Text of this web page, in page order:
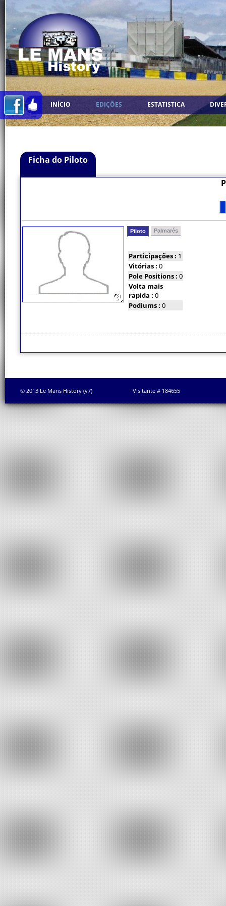
INÍCIO EDIÇÕES ESTATISTICA
Ficha do Piloto
Piloto Palmarés
Participações : 1
Vitórias : 0
Pole Positions : 0
Volta mais
rapida : 0
Podiums : 0
© 2013 Le Mans History (v7) Visitante # 184655